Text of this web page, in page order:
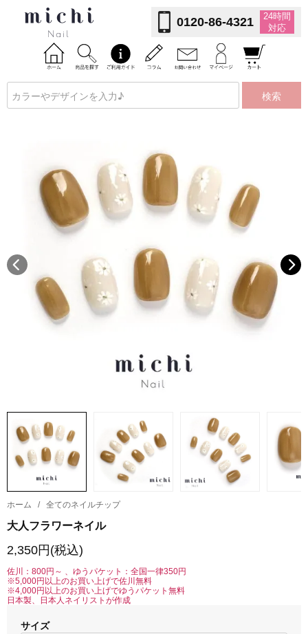
0120-86-4321
24時間
対応
検索
ホーム / 全てのネイルチップ
大人フラワーネイル
2,350円(税込)
佐川：800円～ 、ゆうパケット：全国一律350円
※5,000円以上のお買い上げで佐川無料
※4,000円以上のお買い上げでゆうパケット無料
日本製、日本人ネイリストが作成
サイズ